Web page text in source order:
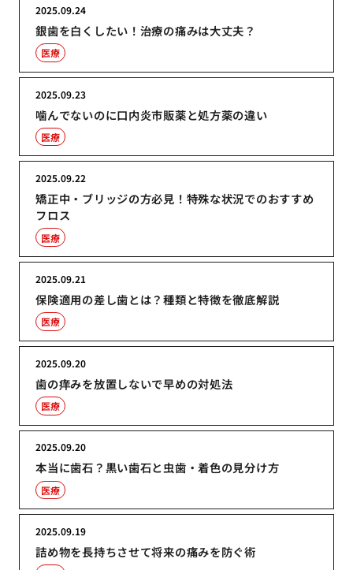
銀歯を白くしたい！治療の痛みは大丈夫？
2025.09.24
医療
噛んでないのに口内炎市販薬と処方薬の違い
2025.09.23
医療
矯正中・ブリッジの方必見！特殊な状況でのおすすめ
フロス
2025.09.22
医療
保険適用の差し歯とは？種類と特徴を徹底解説
2025.09.21
医療
歯の痒みを放置しないで早めの対処法
2025.09.20
医療
本当に歯石？黒い歯石と虫歯・着色の見分け方
2025.09.20
医療
詰め物を長持ちさせて将来の痛みを防ぐ術
2025.09.19